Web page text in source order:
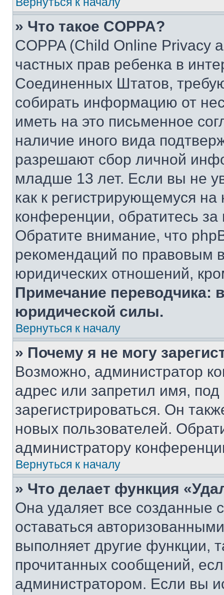
» Что такое COPPA?
COPPA (Child Online Privacy
частных прав ребенка в
Соединенных Штатов,
собирать информацию от
иметь на это письменное
наличие иного вида
разрешают сбор личной
младше 13 лет. Если вы не
как к регистрирующемуся
конференции, обратитесь
Обратите внимание, что
рекомендаций по правовым
юридических отношений,
Примечание переводчика:
юридической силы.
Вернуться к началу
» Почему я не могу
Возможно, администратор
адрес или запретил имя,
зарегистрироваться. Он
новых пользователей.
администратору
Вернуться к началу
» Что делает функция
Она удаляет все созданные
оставаться
выполняет другие функции,
прочитанных сообщений,
администратором. Если вы